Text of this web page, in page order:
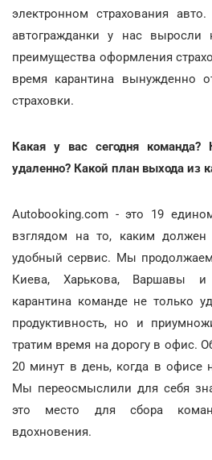
электронном страхования
автогражданки у нас
преимущества оформления
время карантина вынужденно
страховки.
Какая у вас сегодня команда?
удаленно? Какой план выхода из
Autobooking.com - это 19
взглядом на то, каким
удобный сервис. Мы
Киева, Харькова, Варшавы
карантина команде не только
продуктивность, но и
тратим время на дорогу в офис.
20 минут в день, когда в офисе
Мы переосмыслили для себя
это место для сбора
вдохновения.